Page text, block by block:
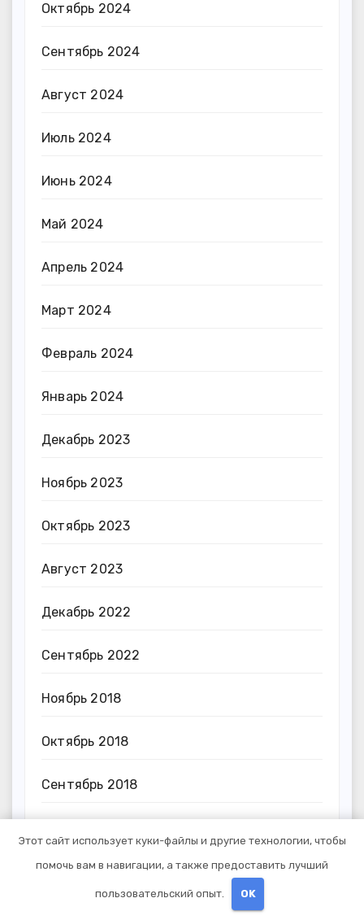
Октябрь 2024
Сентябрь 2024
Август 2024
Июль 2024
Июнь 2024
Май 2024
Апрель 2024
Март 2024
Февраль 2024
Январь 2024
Декабрь 2023
Ноябрь 2023
Октябрь 2023
Август 2023
Декабрь 2022
Сентябрь 2022
Ноябрь 2018
Октябрь 2018
Сентябрь 2018
Категории
Этот сайт использует куки-файлы и другие технологии, чтобы
помочь вам в навигации, а также предоставить лучший
пользовательский опыт. OK